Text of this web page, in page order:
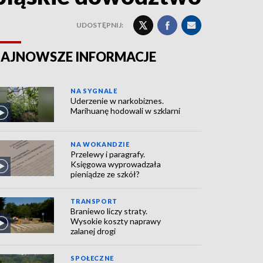
UDOSTĘPNIJ:
INFORMACJE
NA SYGNALE
Uderzenie w narkobiznes.
Marihuanę hodowali w szklarni
NA WOKANDZIE
Przelewy i paragrafy.
Księgowa wyprowadzała
pieniądze ze szkół?
TRANSPORT
Braniewo liczy straty.
Wysokie koszty naprawy
zalanej drogi
SPOŁECZNE